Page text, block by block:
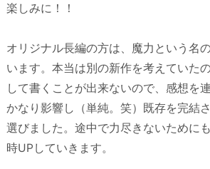
楽しみに！！
オリジナル長編の方は、魔力という名
います。本当は別の新作を考えていた
して書くことが出来ないので、感想を
かなり影響し（単純。笑）既存を完結
選びました。途中で力尽きないために
時UPしていきます。